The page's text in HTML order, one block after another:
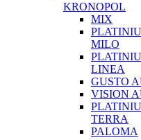
KRONOPOL
MIX
MILO
LINEA
GUSTO
VISION
TERRA
PALOMA